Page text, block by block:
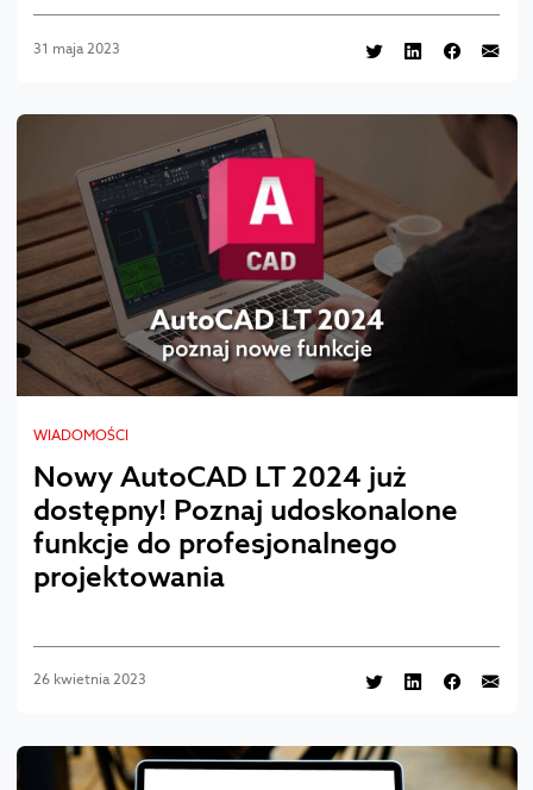
31 maja 2023
WIADOMOŚCI
Nowy AutoCAD LT 2024 już
dostępny! Poznaj udoskonalone
funkcje do profesjonalnego
projektowania
26 kwietnia 2023